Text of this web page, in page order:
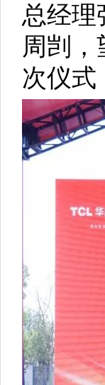
总经理
周剀
次仪式